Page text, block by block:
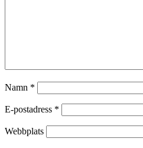
Namn *
E-postadress *
Webbplats